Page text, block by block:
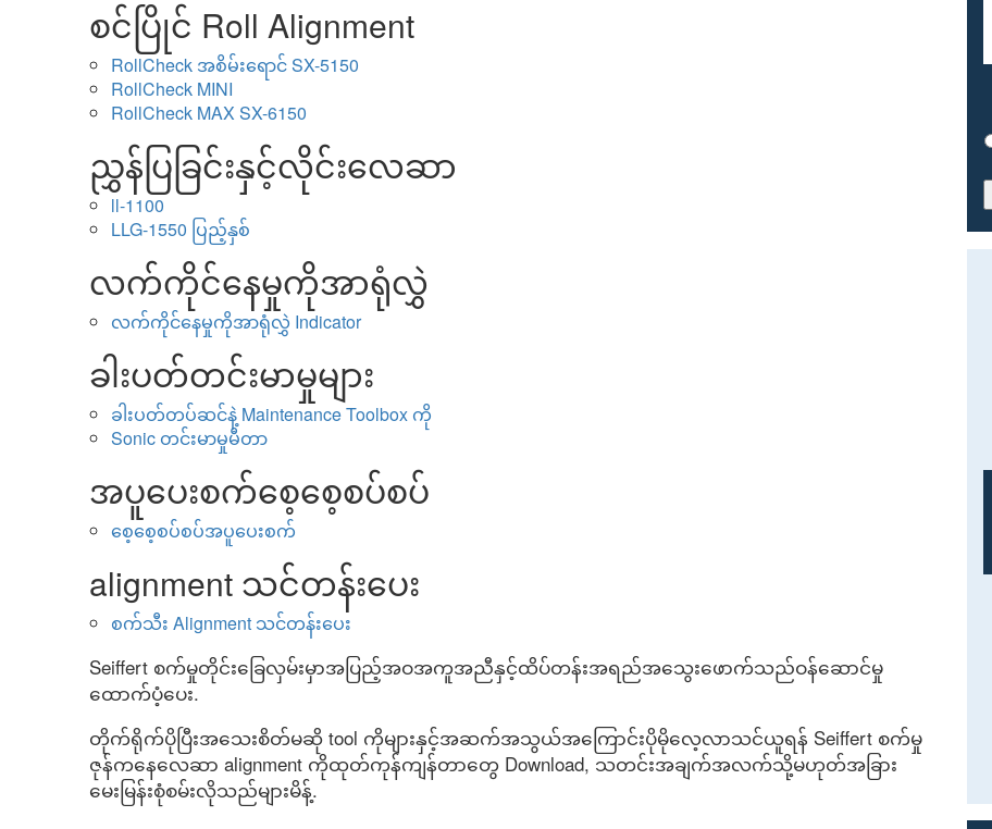
စင်ပြိုင် Roll Alignment
RollCheck အစိမ်းရောင် SX-5150
RollCheck MINI
RollCheck MAX SX-6150
ညွှန်ပြခြင်းနှင့်လိုင်းလေဆာ
ll-1100
LLG-1550 ပြည့်နှစ်
လက်ကိုင်နေမှုကိုအာရုံလွှဲ
လက်ကိုင်နေမှုကိုအာရုံလွှဲ Indicator
ခါးပတ်တင်းမာမှုများ
ခါးပတ်တပ်ဆင်နဲ့ Maintenance Toolbox ကို
Sonic တင်းမာမှုမီတာ
အပူပေးစက်စေ့စေ့စပ်စပ်
စေ့စေ့စပ်စပ်အပူပေးစက်
alignment သင်တန်းပေး
စက်သီး Alignment သင်တန်းပေး
Seiffert စက်မှုတိုင်းခြေလှမ်းမှာအပြည့်အဝအကူအညီနှင့်ထိပ်တန်းအရည်အသွေးဖောက်သည်ဝန်ဆောင်မှု
ထောက်ပံ့ပေး.
တိုက်ရိုက်ပိုပြီးအသေးစိတ်မဆို tool ကိုများနှင့်အဆက်အသွယ်အကြောင်းပိုမိုလေ့လာသင်ယူရန် Seiffert စက်မှု
ဇုန်ကနေလေဆာ alignment ကိုထုတ်ကုန်ကျန်တာတွေ Download, သတင်းအချက်အလက်သို့မဟုတ်အခြား
မေးမြန်းစုံစမ်းလိုသည်များမိန့်.